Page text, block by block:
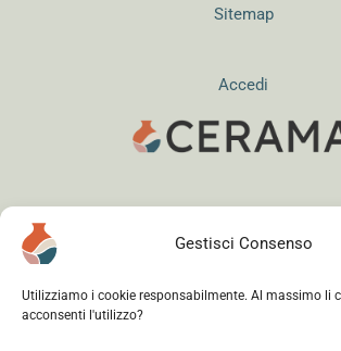
Gestisci Consenso
Utilizziamo i cookie responsabilmente. Al massimo li
acconsenti l'utilizzo?
Sitemap
Accedi